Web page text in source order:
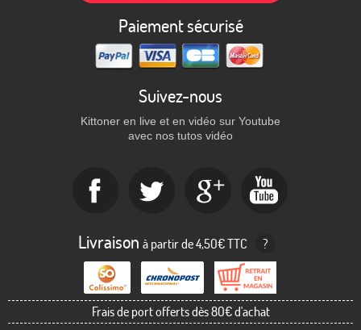
Paiement sécurisé
Suivez-nous
Kittoner en live et en vidéo sur Youtube
avec nos tutos vidéo
Livraison à partir de 4,50€ TTC ?
Frais de port offerts dès 80€ d'achat